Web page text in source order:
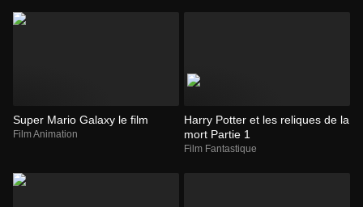
Super Mario Galaxy le film
Film Animation
Harry Potter et les reliques de la
mort Partie 1
Film Fantastique